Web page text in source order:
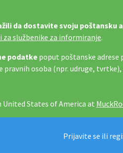
da dostavite svoju poštansku
službenike za informiranje.
podatkepoput poštanske adrese
pravnih osoba (npr. udruge,
States of America at
znati Prijavite se ili